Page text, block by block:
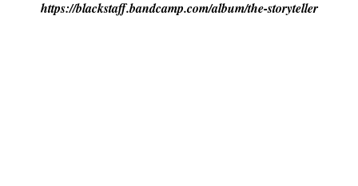
https://blackstaff.bandcamp.com/album/the-storyteller